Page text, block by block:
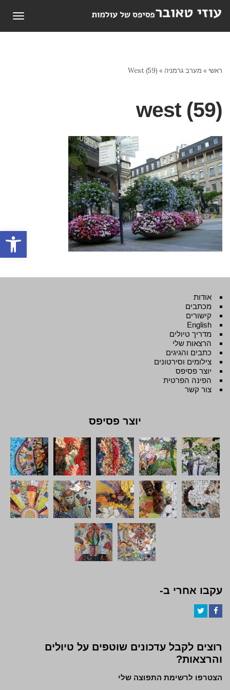
פתח
ראשי » מערב גרמניה »
West (59)
west (59)
אודות
מכתבים
קישורים
English
מדריך טיולים
הרצאות שלי
כתבים והגיגים
צילומים וסירטונים
יוצר פסיפס
הפינה הפרטית
צור קשר
יוצר פסיפס
עקבו אחרי ב-
רוצים לקבל עדכונים שוטפים על טיולים
והרצאות?
הצטרפו לרשימת התפוצה שלי